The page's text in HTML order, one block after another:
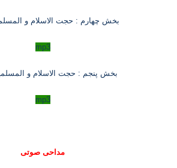
بخش چهارم : حجت الاسلام و
mp3
بخش پنجم : حجت الاسلام و
mp3
مداحی صوتی